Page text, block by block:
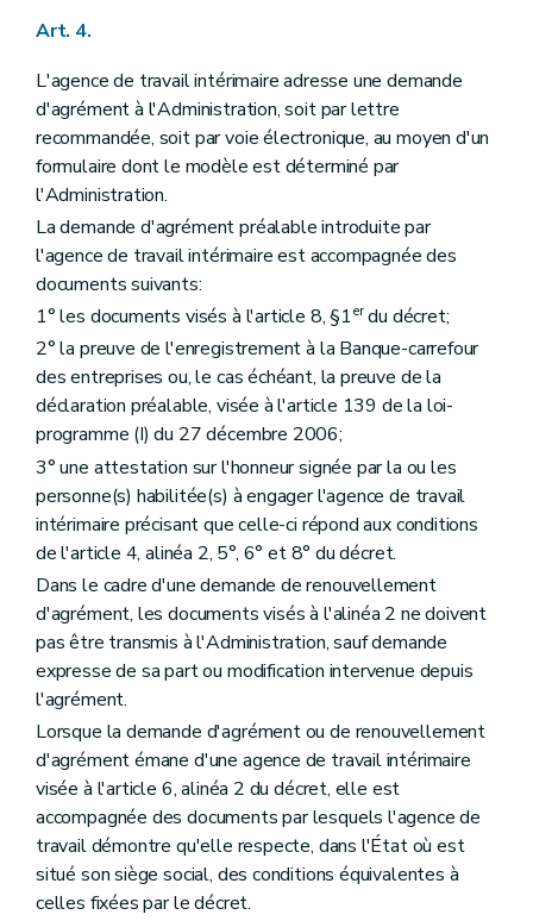
Art. 4.
L'agence de travail intérimaire adresse une demande
d'agrément à l'Administration, soit par lettre
recommandée, soit par voie électronique, au moyen d'un
formulaire dont le modèle est déterminé par
l'Administration.
La demande d'agrément préalable introduite par
l'agence de travail intérimaire est accompagnée des
documents suivants:
1° les documents visés à l'article 8, §1erdu décret;
2° la preuve de l'enregistrement à la Banque-carrefour
des entreprises ou, le cas échéant, la preuve de la
déclaration préalable, visée à l'article 139 de la loi-
programme (I) du 27 décembre 2006;
3° une attestation sur l'honneur signée par la ou les
personne(s) habilitée(s) à engager l'agence de travail
intérimaire précisant que celle-ci répond aux conditions
de l'article 4, alinéa 2, 5°, 6° et 8° du décret.
Dans le cadre d'une demande de renouvellement
d'agrément, les documents visés à l'alinéa 2 ne doivent
pas être transmis à l'Administration, sauf demande
expresse de sa part ou modification intervenue depuis
l'agrément.
Lorsque la demande d'agrément ou de renouvellement
d'agrément émane d'une agence de travail intérimaire
visée à l'article 6, alinéa 2 du décret, elle est
accompagnée des documents par lesquels l'agence de
travail démontre qu'elle respecte, dans l'État où est
situé son siège social, des conditions équivalentes à
celles fixées par le décret.